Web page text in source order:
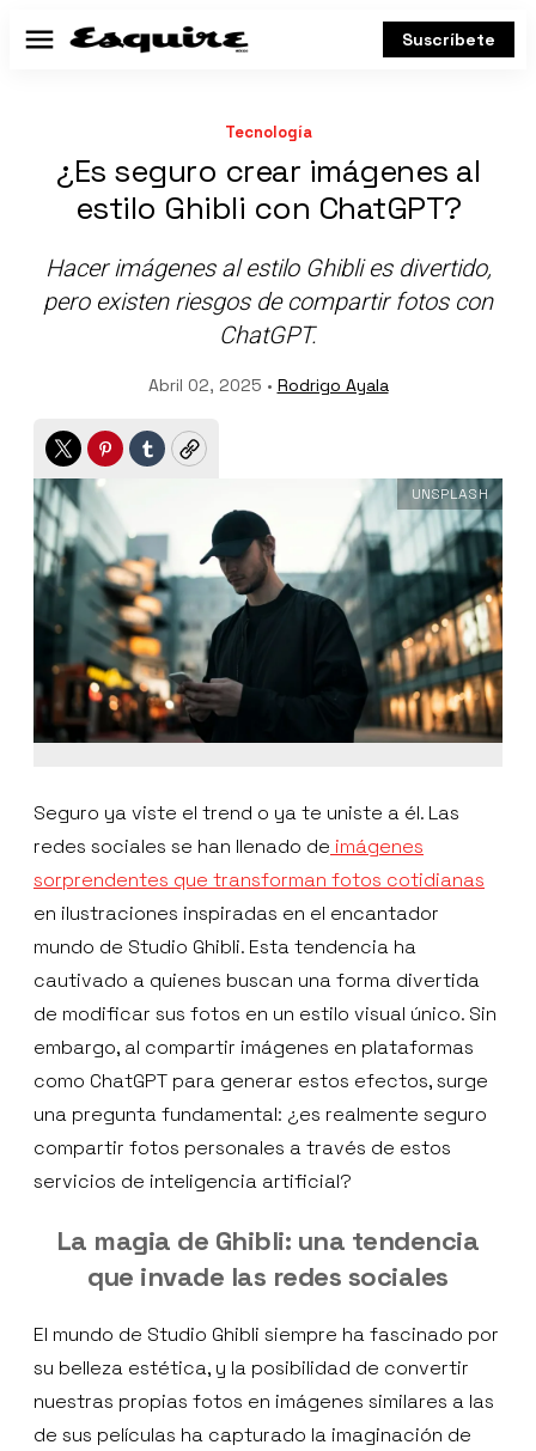
Menú Suscríbete
Tecnología
¿Es seguro crear imágenes al
estilo Ghibli con ChatGPT?
Hacer imágenes al estilo Ghibli es divertido,
pero existen riesgos de compartir fotos con
ChatGPT.
Abril 02, 2025 • Rodrigo Ayala
TwitterPinterest
TumblrCopy
UNSPLASH
Seguro ya viste el trend o ya te uniste a él. Las
redes sociales se han llenado de imágenes
sorprendentes que transforman fotos cotidianas
en ilustraciones inspiradas en el encantador
mundo de Studio Ghibli. Esta tendencia ha
cautivado a quienes buscan una forma divertida
de modificar sus fotos en un estilo visual único. Sin
embargo, al compartir imágenes en plataformas
como ChatGPT para generar estos efectos, surge
una pregunta fundamental: ¿es realmente seguro
compartir fotos personales a través de estos
servicios de inteligencia artificial?
La magia de Ghibli: una tendencia
que invade las redes sociales
El mundo de Studio Ghibli siempre ha fascinado por
su belleza estética, y la posibilidad de convertir
nuestras propias fotos en imágenes similares a las
de sus películas ha capturado la imaginación de